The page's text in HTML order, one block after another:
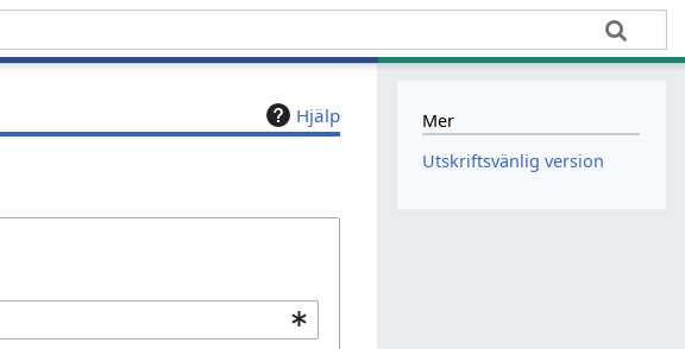
Hjälp
Mer
Utskriftsvänlig version